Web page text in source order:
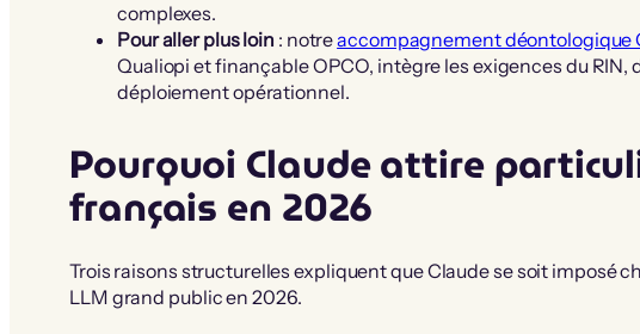
complexes.
Pour aller plus loin : notreaccompagnement déontologique
Qualiopi et finançable OPCO, intègre les exigences du RIN,
déploiement opérationnel.
Pourquoi Claude attire
français en 2026
Trois raisons structurelles expliquent que Claude se soit imposé
LLM grand public en 2026.